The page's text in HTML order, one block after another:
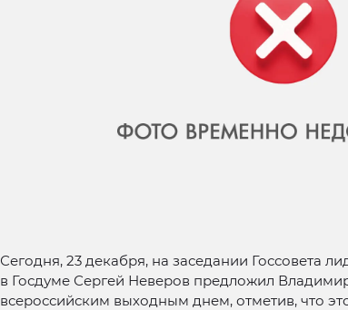
Сегодня, 23 декабря, на заседании Госсовета
в Госдуме Сергей Неверов предложил
всероссийским выходным днем, отметив, что